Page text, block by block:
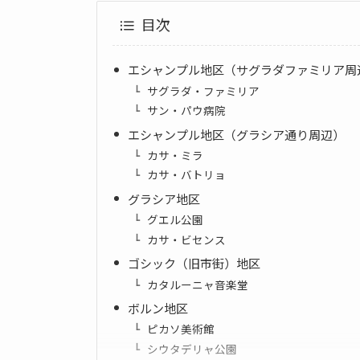
目次
エシャンプル地区（サグラダファミリア
サグラダ・ファミリア
サン・パウ病院
エシャンプル地区（グラシア通り周辺）
カサ・ミラ
カサ・バトリョ
グラシア地区
グエル公園
カサ・ビセンス
ゴシック（旧市街）地区
カタルーニャ音楽堂
ボルン地区
ピカソ美術館
シウタデリャ公園